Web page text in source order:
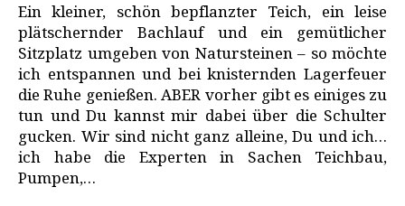
Ein kleiner, schön bepflanzter Teich, ein leise
plätschernder Bachlauf und ein gemütlicher
Sitzplatz umgeben von Natursteinen – so möchte
ich entspannen und bei knisternden Lagerfeuer
die Ruhe genießen. ABER vorher gibt es einiges zu
tun und Du kannst mir dabei über die Schulter
gucken. Wir sind nicht ganz alleine, Du und ich…
ich habe die Experten in Sachen Teichbau,
Pumpen,…